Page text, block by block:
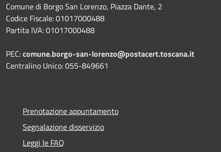
Comune di Borgo San Lorenzo, Piazza Dante, 2
Codice Fiscale: 01017000488
Partita IVA: 01017000488
PEC:comune.borgo-san-lorenzo@postacert.toscana.it
Centralino Unico: 055-849661
Prenotazione appuntamento
Segnalazione disservizio
Leggi le FAQ